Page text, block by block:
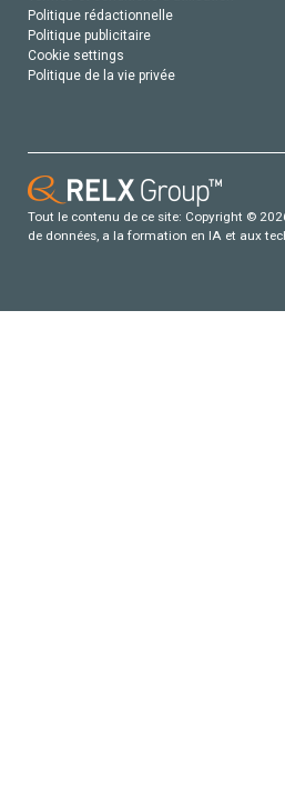
Politique rédactionnelle
Politique publicitaire
Cookie settings
Politique de la vie privée
Tout le contenu de ce site: Copyright ©
de données, a la formation en IA et aux